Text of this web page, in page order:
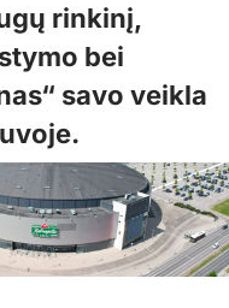
rinkinį,
bei
savo veikla